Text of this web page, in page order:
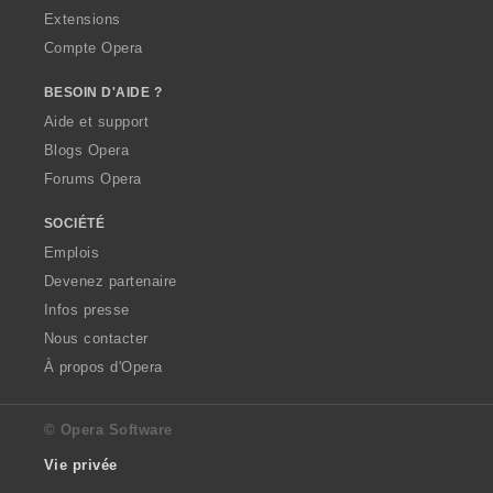
Extensions
Compte Opera
BESOIN D'AIDE ?
Aide et support
Blogs Opera
Forums Opera
SOCIÉTÉ
Emplois
Devenez partenaire
Infos presse
Nous contacter
À propos d'Opera
© Opera Software
Vie privée